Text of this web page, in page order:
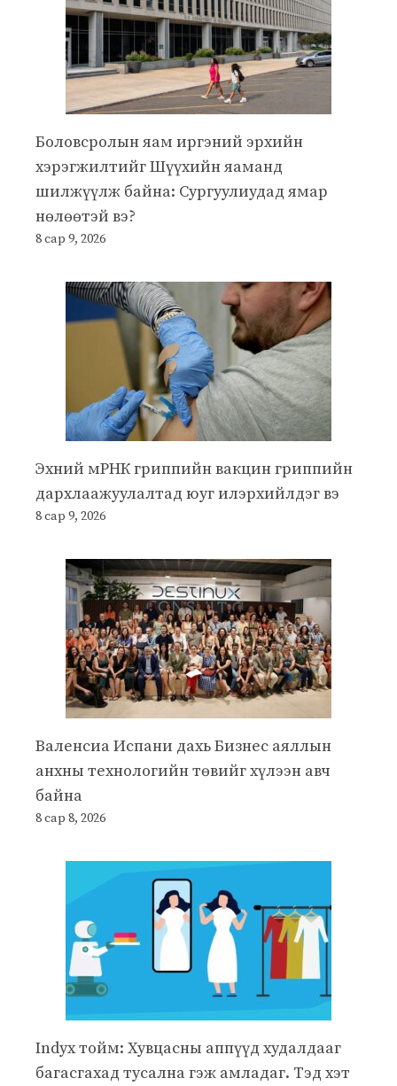
Боловсролын яам иргэний эрхийн
хэрэгжилтийг Шүүхийн яаманд
шилжүүлж байна: Сургуулиудад ямар
нөлөөтэй вэ?
8 сар 9, 2026
Эхний мРНК гриппийн вакцин гриппийн
дархлаажуулалтад юуг илэрхийлдэг вэ
8 сар 9, 2026
Валенсиа Испани дахь Бизнес аяллын
анхны технологийн төвийг хүлээн авч
байна
8 сар 8, 2026
Indyx тойм: Хувцасны аппүүд худалдааг
багасгахад тусална гэж амладаг. Тэд хэт